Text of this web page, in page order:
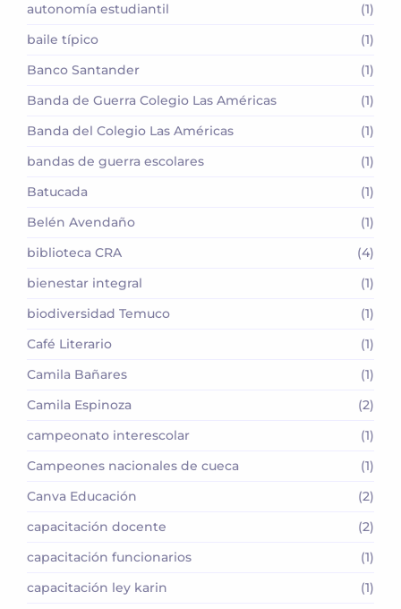
autonomía estudiantil
(1)
baile típico
(1)
Banco Santander
(1)
Banda de Guerra Colegio Las Américas
(1)
Banda del Colegio Las Américas
(1)
bandas de guerra escolares
(1)
Batucada
(1)
Belén Avendaño
(1)
biblioteca CRA
(4)
bienestar integral
(1)
biodiversidad Temuco
(1)
Café Literario
(1)
Camila Bañares
(1)
Camila Espinoza
(2)
campeonato interescolar
(1)
Campeones nacionales de cueca
(1)
Canva Educación
(2)
capacitación docente
(2)
capacitación funcionarios
(1)
capacitación ley karin
(1)